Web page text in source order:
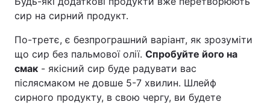
сир на сирний продукт.
По-третє, є безпрограшний варіант, як зрозуміти
що сир без пальмової олії. Спробуйте його на
смак - якісний сир буде радувати вас
післясмаком не довше 5-7 хвилин. Шлейф
сирного продукту, в свою чергу, ви будете